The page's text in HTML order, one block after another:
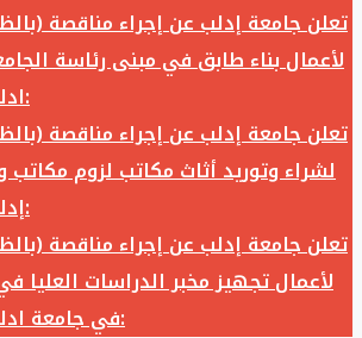
تعلن جامعة إدلب عن إجراء مناقصة
لأعمال بناء طابق في مبنى رئاسة
ادلب وفق الآتي:
تعلن جامعة إدلب عن إجراء مناقصة
لشراء وتوريد أثاث مكاتب لزوم مكاتب
إدلب وفق الآتي:
تعلن جامعة إدلب عن إجراء مناقصة
لأعمال تجهيز مخبر الدراسات العليا
في جامعة ادلب وفق الآتي: